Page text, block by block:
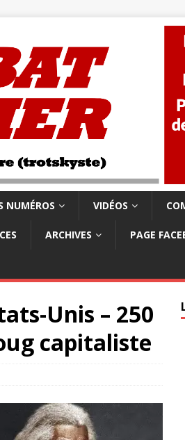
NUMÉROS VIDÉOS
ARCHIVES PAGE
Unis – 250
capitaliste